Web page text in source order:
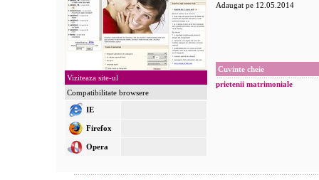
Viziteaza site-ul
Compatibilitate browsere
IE
Firefox
Opera
Adaugat pe 12.05.2014
Cuvinte cheie
prietenii matrimoniale